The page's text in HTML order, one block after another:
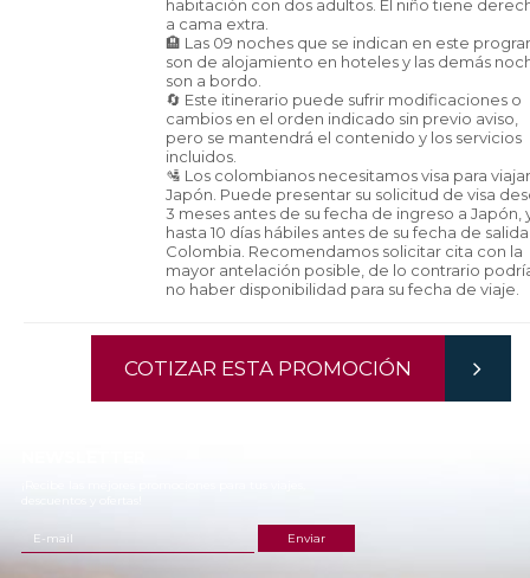
habitación con dos adultos. El niño tiene
a cama extra.
🏨 Las 09 noches que se indican en este
son de alojamiento en hoteles y las demás
son a bordo.
🔄 Este itinerario puede sufrir modificaciones o
cambios en el orden indicado sin previo aviso,
pero se mantendrá el contenido y los servicios
incluidos.
🛂 Los colombianos necesitamos visa para
Japón. Puede presentar su solicitud de visa
3 meses antes de su fecha de ingreso a Japón,
hasta 10 días hábiles antes de su fecha de
Colombia. Recomendamos solicitar cita con la
mayor antelación posible, de lo contrario
no haber disponibilidad para su fecha de viaje.
COTIZAR ESTA PROMOCIÓN